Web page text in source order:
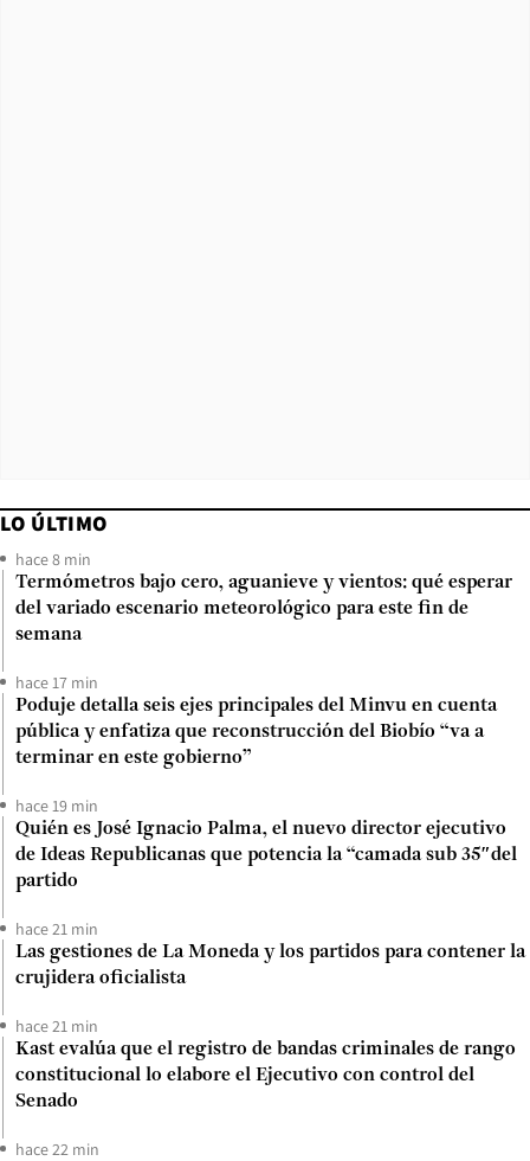
LO ÚLTIMO
hace 8 min
Termómetros bajo cero, aguanieve y vientos: qué esperar
del variado escenario meteorológico para este fin de
semana
hace 17 min
Poduje detalla seis ejes principales del Minvu en cuenta
pública y enfatiza que reconstrucción del Biobío “va a
terminar en este gobierno”
hace 19 min
Quién es José Ignacio Palma, el nuevo director ejecutivo
de Ideas Republicanas que potencia la “camada sub 35″del
partido
hace 21 min
Las gestiones de La Moneda y los partidos para contener la
crujidera oficialista
hace 21 min
Kast evalúa que el registro de bandas criminales de rango
constitucional lo elabore el Ejecutivo con control del
Senado
hace 22 min